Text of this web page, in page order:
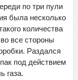
по три пули
была несколько
количества
все стороны
Раздался
под действием
газа.